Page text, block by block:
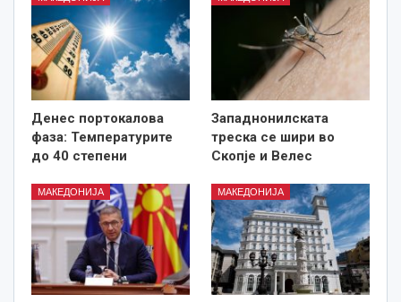
Денес портокалова
фаза: Температурите
до 40 степени
Западнонилската
треска се шири во
Скопје и Велес
МАКЕДОНИЈА МАКЕДОНИЈА